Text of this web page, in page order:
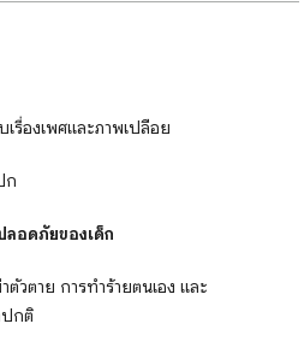
รื่องเพศและภาพเปลือย
ก
ลอดภัยของเด็ก
วตาย การทำร้ายตนเอง และ
กติ